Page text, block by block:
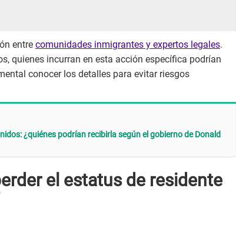
entre comunidades inmigrantes y expertos legales.
quienes incurran en esta acción específica podrían
conocer los detalles para evitar riesgos
¿quiénes podrían recibirla según el gobierno de Donald
el estatus de residente